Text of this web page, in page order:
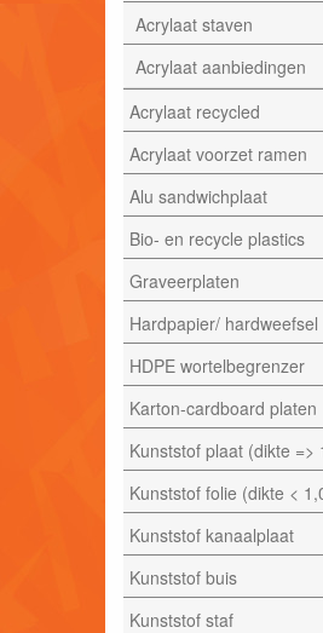
Acrylaat staven
Acrylaat aanbiedingen
Acrylaat recycled
Acrylaat voorzet ramen
Alu sandwichplaat
Bio- en recycle plastics
Graveerplaten
Hardpapier/ hardweefsel
HDPE wortelbegrenzer
Karton-cardboard platen
Kunststof plaat (dikte =>
Kunststof folie (dikte <
Kunststof kanaalplaat
Kunststof buis
Kunststof staf